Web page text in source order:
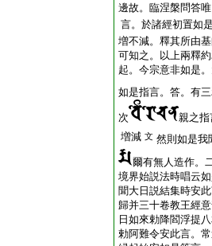
邊故。臨涅槃問答
言。於諸經初置如
増不減。釋其所由
可知之。以上兩釋
起。今宗意非如是
如是指言。答。有
次
親之指
増減 文 然則如是我
爾有無人造作。
境界始説法時唱云
聞大日説結集時安
歸并三十卷教王經
日如來勅降閻浮提
勅阿難令安此言。